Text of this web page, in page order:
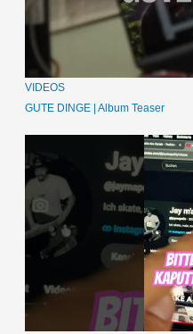
VIDEOS
GUTE DINGE | Album Teaser